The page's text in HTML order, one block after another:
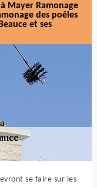
Mayer Ramonage
des poêles
et ses
se faire sur les